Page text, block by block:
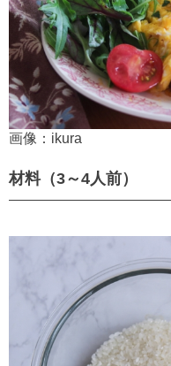
画像：ikura
材料（3～4人前）